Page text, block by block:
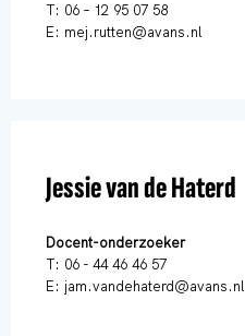
T: 06 – 12 95 07 58
E: mej.rutten@avans.nl
Jessie van de Haterd
Docent-onderzoeker
T: 06 - 44 46 46 57
E: jam.vandehaterd@avans.nl